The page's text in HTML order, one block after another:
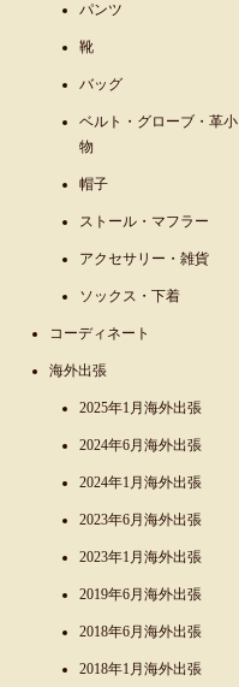
パンツ
靴
バッグ
ベルト・グローブ・革小
物
帽子
ストール・マフラー
アクセサリー・雑貨
ソックス・下着
コーディネート
海外出張
2025年1月海外出張
2024年6月海外出張
2024年1月海外出張
2023年6月海外出張
2023年1月海外出張
2019年6月海外出張
2018年6月海外出張
2018年1月海外出張